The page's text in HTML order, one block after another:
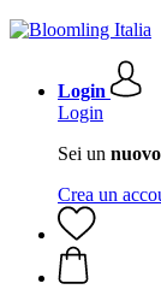
Login
Login
Sei un
Crea un